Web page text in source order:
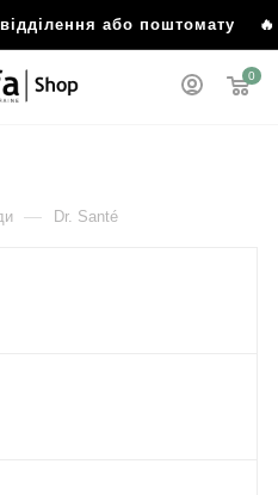
або поштомату🔥
0
— Dr. Santé